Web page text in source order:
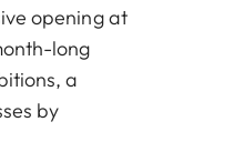
opening at
long
a
by